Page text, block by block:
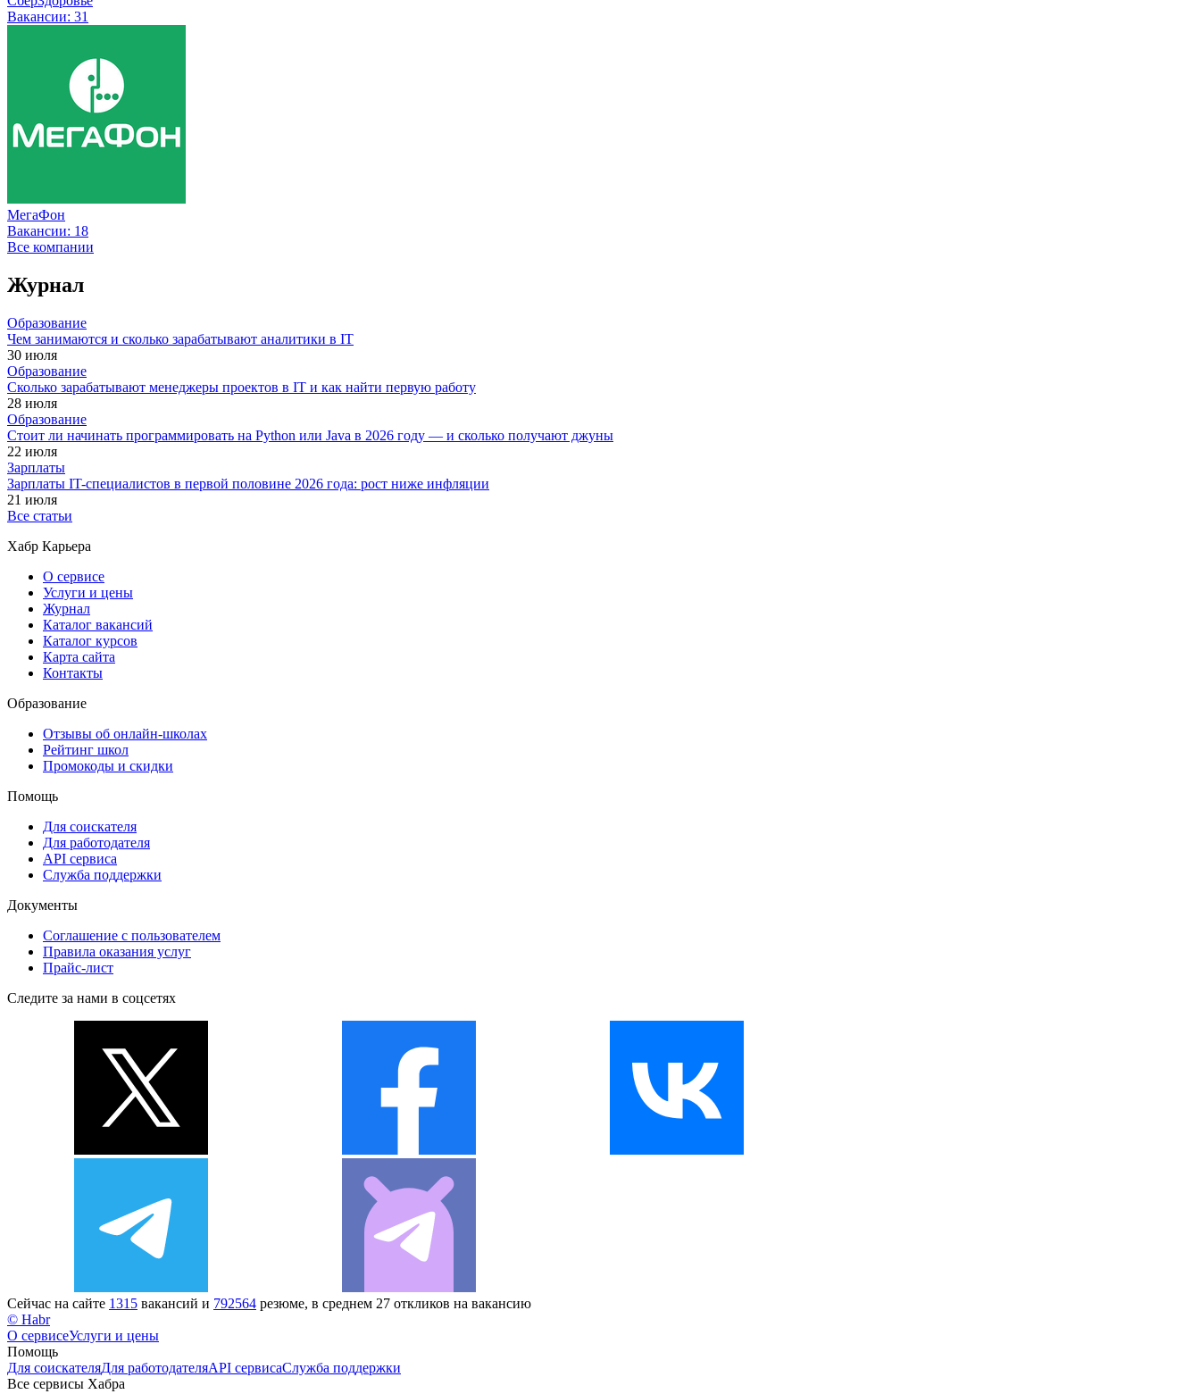
Вакансии: 31
МегаФон
Вакансии: 18
Все компании
Журнал
Образование
Чем занимаются и сколько зарабатывают аналитики в IT
30 июля
Образование
Сколько зарабатывают менеджеры проектов в IT и как найти первую работу
28 июля
Образование
Стоит ли начинать программировать на Python или Java в 2026 году — и сколько получают джуны
22 июля
Зарплаты
Зарплаты IT-специалистов в первой половине 2026 года: рост ниже инфляции
21 июля
Все статьи
Хабр Карьера
О сервисе
Услуги и цены
Журнал
Каталог вакансий
Каталог курсов
Карта сайта
Контакты
Образование
Отзывы об онлайн-школах
Рейтинг школ
Промокоды и скидки
Помощь
Для соискателя
Для работодателя
API сервиса
Служба поддержки
Документы
Соглашение с пользователем
Правила оказания услуг
Прайс-лист
Следите за нами в соцсетях
Сейчас на сайте 1315 вакансий и 792564 резюме, в среднем 27 откликов на вакансию
© Habr
О сервисеУслуги и цены
Помощь
Для соискателяДля работодателяAPI сервисаСлужба поддержки
Все сервисы Хабра